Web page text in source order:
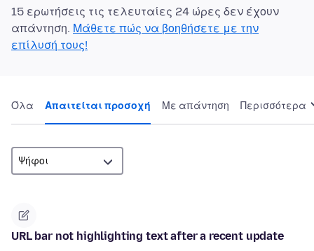
15 ερωτήσεις τις τελευταίες 24 ώρες δεν έχουν
απάντηση. Μάθετε πώς να βοηθήσετε με την
επίλυσή τους!
Όλα Απαιτείται προσοχή Με απάντηση Περισσότερα
URL bar not highlighting text after a recent update